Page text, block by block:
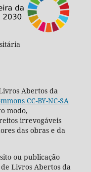
Abertos da
CC-BY-NC-SA
modo,
irrevogáveis
das obras e da
ou publicação
Livros Abertos da